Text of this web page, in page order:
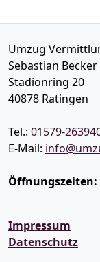
Umzug
Sebastian Becker
Stadionring 20
40878 Ratingen
Tel.: 01579-
E-Mail:
Öffnungszeiten:
Impressum
Datenschutz